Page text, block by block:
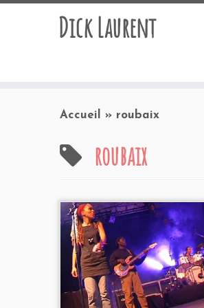
Dick Laurent
Accueil » roubaix
roubaix